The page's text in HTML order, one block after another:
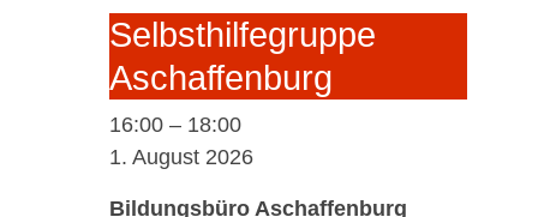
Selbst­hil­fe­grup­pe
A­schaf­fen­burg
16:00 – 18:00
1. August 2026
Bildungsbüro Aschaffenburg